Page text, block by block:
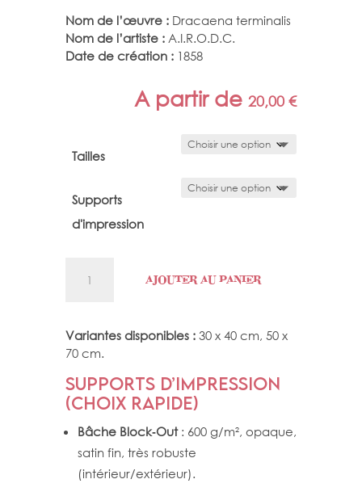
Nom de l’œuvre :Dracaena terminalis
Nom de l’artiste :A.I.R.O.D.C.
Date de création :1858
A partir de 20,00€
Tailles
Supports
d'impression
AJOUTER AU PANIER
Variantes disponibles :30 x 40 cm, 50 x
70 cm.
Supports d’impression
(choix rapide)
Bâche Block‑Out: 600 g/m², opaque,
satin fin, très robuste
(intérieur/extérieur).